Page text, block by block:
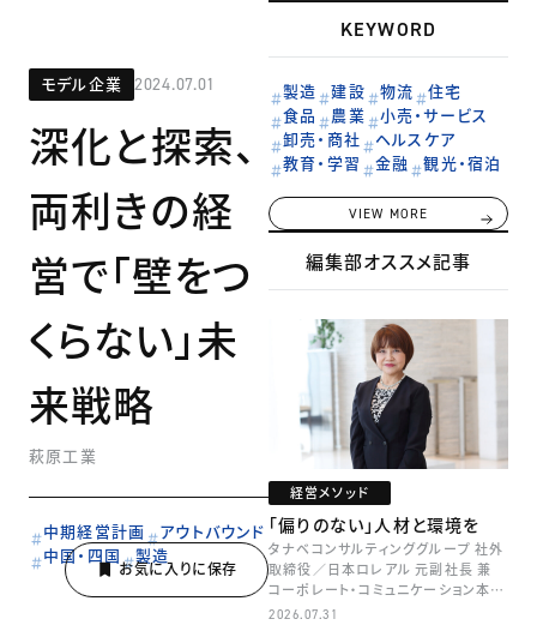
モデル企業 2024.07.01
深化と探索、
両利きの経
営で「壁をつ
くらない」未
来戦略
萩原工業
中期経営計画
アウトバウンド
中国・四国
製造
KEYWORD
製造 建設 物流
住宅
食品
農業
小売・サービス
卸売・商社
ヘルスケア
教育・学習
金融 観光・宿泊
VIEW MORE
編集部オススメ記事
経営メソッド
「偏りのない」人材と環境を
タナベコンサルティンググループ 社外
取締役／日本ロレアル 元副社長 兼
コーポレート・コミュニケーション本部
本部長／キャリアコンサルタント 井村
2026.07.31